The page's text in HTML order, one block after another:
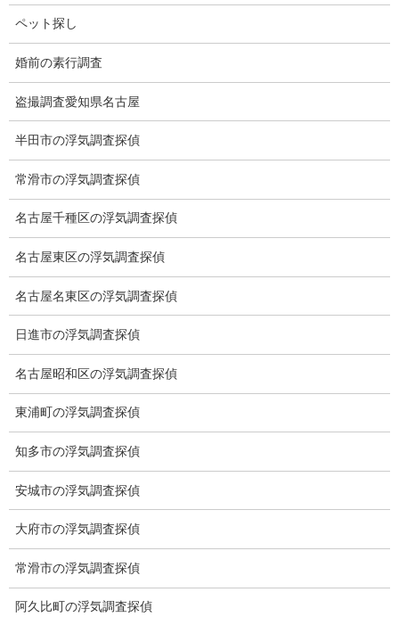
マイク・タイソンは20歳で世界ヘビー級チャンピオンとなり、身
長178㎝とヘビー級では小柄だったが弾丸パンチで大きな選手を
次々とKOする試合は凄かった。
私の一番心に残るボクサーはマイク・タイソンです。
カテゴリー ブログ
ブログ
クリスマス
元旦
ペット探し
婚前の素行調査
盗撮調査愛知県名古屋
半田市の浮気調査探偵
常滑市の浮気調査探偵
名古屋千種区の浮気調査探偵
名古屋東区の浮気調査探偵
名古屋名東区の浮気調査探偵
日進市の浮気調査探偵
名古屋昭和区の浮気調査探偵
東浦町の浮気調査探偵
知多市の浮気調査探偵
安城市の浮気調査探偵
大府市の浮気調査探偵
常滑市の浮気調査探偵
阿久比町の浮気調査探偵